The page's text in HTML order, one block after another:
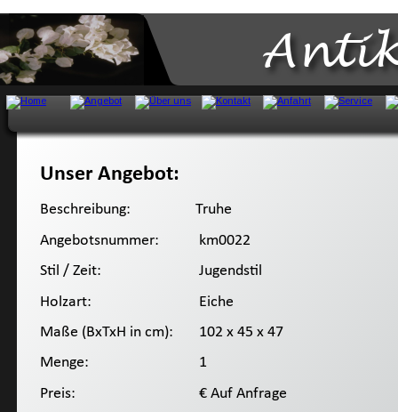
Unser Angebot:
Beschreibung:
Angebotsnummer:
Stil / Zeit:
Holzart:
Maße (BxTxH in cm):
Menge:
Preis:
Truhe
km0022
Jugendstil
Eiche
102 x 45 x 47
1
€ Auf Anfrage